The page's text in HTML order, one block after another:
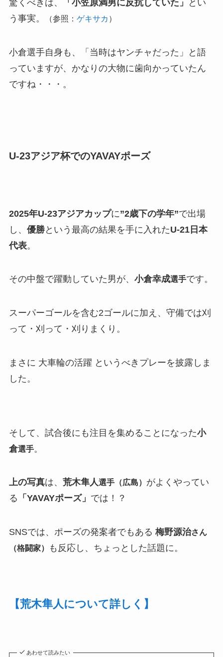
驚くべきは、 「小笠原満男に反抗していた」
とい
う事実。
（参照： ゲキサカ ）
小倉選手自身も、「当時はヤンチャだった」と語
っていますが、かなりの大物に歯向かっていたん
ですね・・・。
U-23アジア杯でのYAVAYポーズ
2025年U-23アジアカップに”2歳下の学年”で出場
し、 優勝という最高の結果を手に入れたU-21日本
代表。
その中盤で躍動していた男が、 小倉幸成選手です。
スーパーゴールを含む2ゴールに加え、守備では刈
って・刈って・刈りまくり。
まさに 大車輪の活躍 というべきプレーを披露しま
した。
そして、試合後にも注目を集めることになった小
倉選手。
上の写真は、 荒木隼人選手（広島） がよくやってい
る 「YAVAYポーズ」 では！？
SNSでは、ポーズの発案者でもある 梅野源治さん
（格闘家）
も反応し、ちょっとした話題に。
【荒木隼人について詳しく】
あわせて読みたい